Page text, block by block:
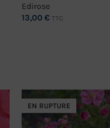
Edirose
13,00€ TTC
EN RUPTURE